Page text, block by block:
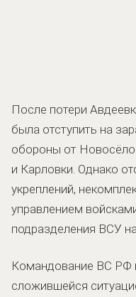
После потери
была отступить на
обороны от
и Карловки. Однако
укреплений,
управлением
подразделения ВСУ
Командование ВС РФ
сложившейся